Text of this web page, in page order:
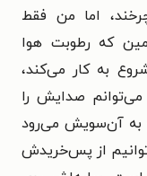
اما من فقط
که رطوبت هوا
به کار می‌کند،
می‌توانم صدایش را
به آن‌سویش می‌رود
از پس‌خریدش